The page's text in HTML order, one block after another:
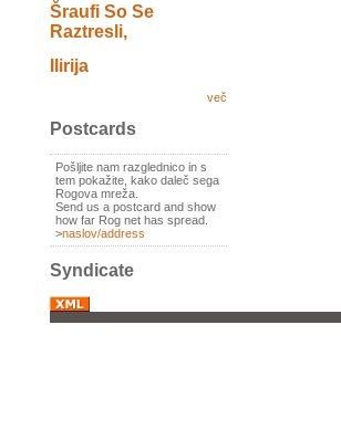
Šraufi So Se
Raztresli,
Ilirija
več
Postcards
Pošljite nam razglednico in s
tem pokažite, kako daleč sega
Rogova mreža.
Send us a postcard and show
how far Rog net has spread.
>naslov/address
Syndicate